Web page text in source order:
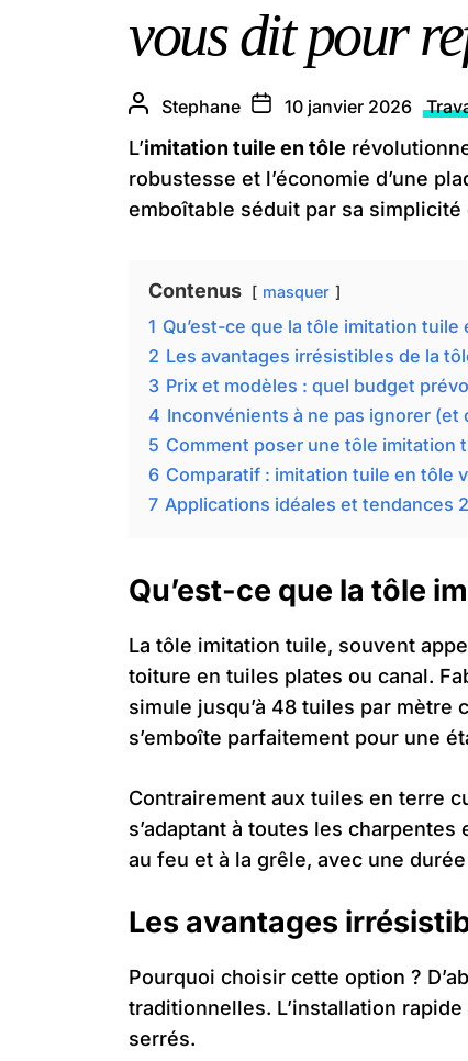
vous dit pour
Stephane 10 janvier 2026
L’imitation tuile en tôle
robustesse et l’économie d’une
emboîtable séduit par sa
Contenus masquer
1 Qu’est-ce que la tôle imitation tuile
2 Les avantages irrésistibles de la
3 Prix et modèles : quel budget
4 Inconvénients à ne pas ignorer
5 Comment poser une tôle imitation
6 Comparatif : imitation tuile en tôle
7 Applications idéales et tendances
Qu’est-ce que la tôle
La tôle imitation tuile, souvent
toiture en tuiles plates ou canal.
simule jusqu’à 48 tuiles par mètre
s’emboîte parfaitement pour une
Contrairement aux tuiles en terre
s’adaptant à toutes les
au feu et à la grêle, avec une
Les avantages
Pourquoi choisir cette option ?
traditionnelles. L’installation
serrés.